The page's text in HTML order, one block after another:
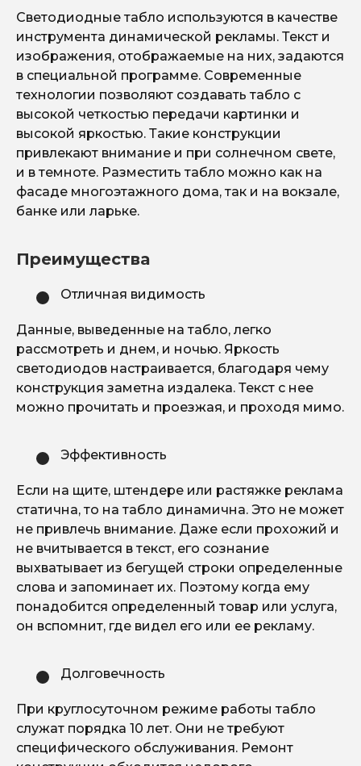
Светодиодные табло используются в качестве
инструмента динамической рекламы. Текст и
изображения, отображаемые на них, задаются
в специальной программе. Современные
технологии позволяют создавать табло с
высокой четкостью передачи картинки и
высокой яркостью. Такие конструкции
привлекают внимание и при солнечном свете,
и в темноте. Разместить табло можно как на
фасаде многоэтажного дома, так и на вокзале,
банке или ларьке.
Преимущества
Отличная видимость
Данные, выведенные на табло, легко
рассмотреть и днем, и ночью. Яркость
светодиодов настраивается, благодаря чему
конструкция заметна издалека. Текст с нее
можно прочитать и проезжая, и проходя мимо.
Эффективность
Если на щите, штендере или растяжке реклама
статична, то на табло динамична. Это не может
не привлечь внимание. Даже если прохожий и
не вчитывается в текст, его сознание
выхватывает из бегущей строки определенные
слова и запоминает их. Поэтому когда ему
понадобится определенный товар или услуга,
он вспомнит, где видел его или ее рекламу.
Долговечность
При круглосуточном режиме работы табло
служат порядка 10 лет. Они не требуют
специфического обслуживания. Ремонт